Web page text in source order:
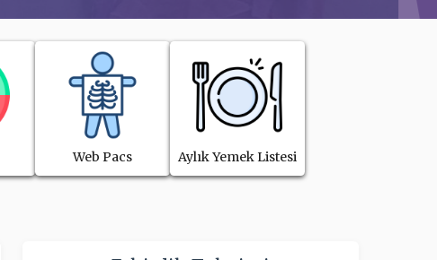
Web Pacs Aylık Yemek Listesi